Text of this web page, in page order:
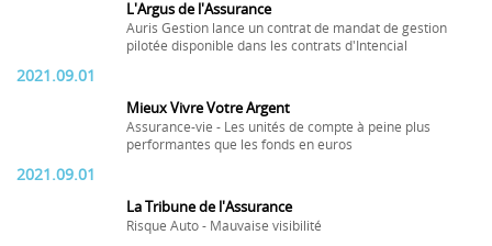
L'Argus de l'Assurance
Auris Gestion lance un contrat de mandat de gestion
pilotée disponible dans les contrats d'Intencial
2021.09.01
Mieux Vivre Votre Argent
Assurance-vie - Les unités de compte à peine plus
performantes que les fonds en euros
2021.09.01
La Tribune de l'Assurance
Risque Auto - Mauvaise visibilité